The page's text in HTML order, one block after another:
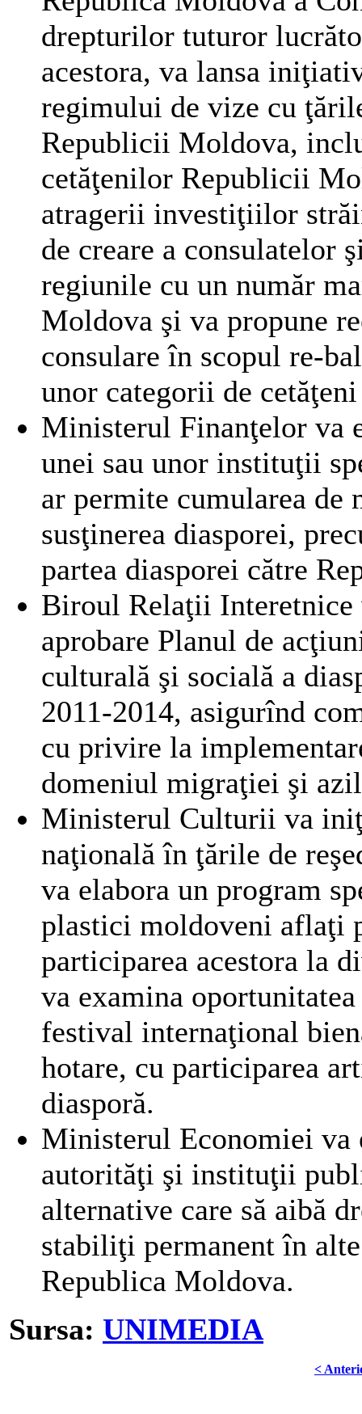
drepturilor tuturor
acestora, va lansa
regimului de vize cu
Republicii Moldova,
cetăţenilor Republicii
atragerii investiţiilor
de creare a consulatelor
regiunile cu un număr
Moldova şi va propune
consulare în scopul re-
unor categorii de
Ministerul Finanţelor va
unei sau unor instituţii
ar permite cumularea
susţinerea diasporei,
partea diasporei către
Biroul Relaţii Interetnice
aprobare Planul de
culturală şi socială a
2011-2014, asigurînd
cu privire la
domeniul migraţiei şi
Ministerul Culturii va
naţională în ţările de
va elabora un program
plastici moldoveni aflaţi
participarea acestora la
va examina
festival internaţional
hotare, cu participarea
diasporă.
Ministerul Economiei va
autorităţi şi instituţii
alternative care să aibă
stabiliţi permanent în
Republica Moldova.
Sursa: UNIMEDIA
<